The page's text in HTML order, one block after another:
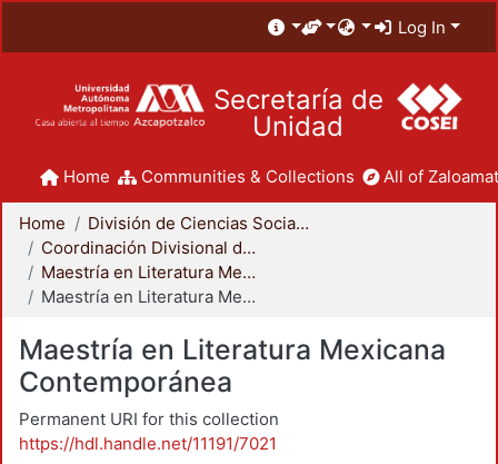
Log In
Secretaría de
Unidad
Home Communities & Collections All of
Home
División de Ciencias Sociales y Humanidades
Coordinación Divisional de Posgrado
Maestría en Literatura Mexicana Contemporánea
Maestría en Literatura Mexicana Contemporánea
Maestría en Literatura Mexicana
Contemporánea
Permanent URI for this collection
https://hdl.handle.net/11191/7021